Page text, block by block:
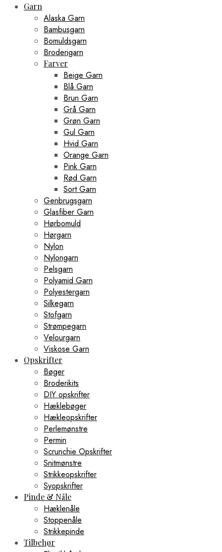
Garn
Alaska Garn
Bambusgarn
Bomuldsgarn
Broderigarn
Farver
Beige Garn
Blå Garn
Brun Garn
Grå Garn
Grøn Garn
Gul Garn
Hvid Garn
Orange Garn
Pink Garn
Rød Garn
Sort Garn
Genbrugsgarn
Glasfiber Garn
Hørbomuld
Hørgarn
Nylon
Nylongarn
Pelsgarn
Polyamid Garn
Polyestergarn
Silkegarn
Stofgarn
Strømpegarn
Velourgarn
Viskose Garn
Opskrifter
Bøger
Broderikits
DIY opskrifter
Hæklebøger
Hækleopskrifter
Perlemønstre
Permin
Scrunchie Opskrifter
Snitmønstre
Strikkeopskrifter
Syopskrifter
Pinde & Nåle
Hæklenåle
Stoppenåle
Strikkepinde
Tilbehør